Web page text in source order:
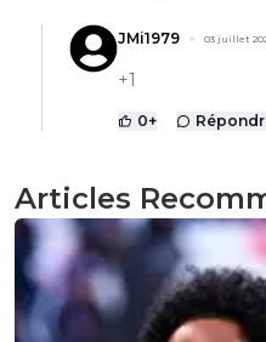
JMi1979 03 juillet
+1
0+
Articles